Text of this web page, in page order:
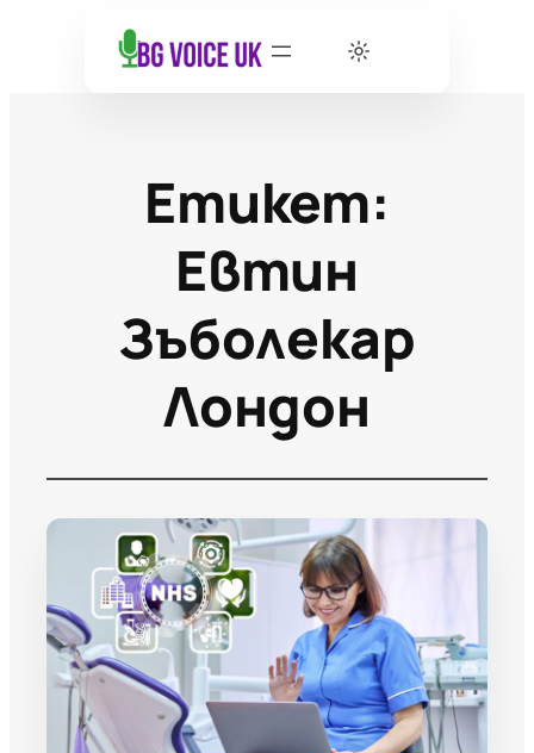
Етикет:
Евтин
Зъболекар
Лондон